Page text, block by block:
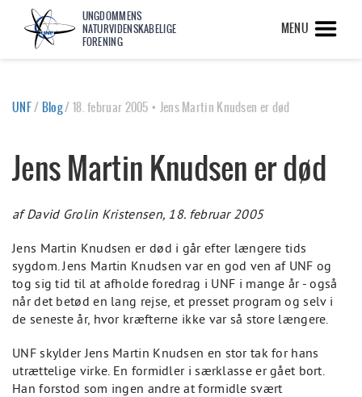
UNGDOMMENS
NATURVIDENSKABELIGE
FORENING
MENU
UNF/Blog/18. februar 2005 • Jens Martin Knudsen er død
Jens Martin Knudsen er død
af David Grolin Kristensen, 18. februar 2005
Jens Martin Knudsen er død i går efter længere tids
sygdom. Jens Martin Knudsen var en god ven af UNF og
tog sig tid til at afholde foredrag i UNF i mange år - også
når det betød en lang rejse, et presset program og selv i
de seneste år, hvor kræfterne ikke var så store længere.
UNF skylder Jens Martin Knudsen en stor tak for hans
utrættelige virke. En formidler i særklasse er gået bort.
Han forstod som ingen andre at formidle svært